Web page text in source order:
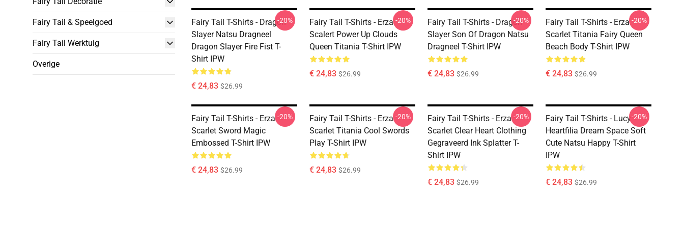
Fairy Tail & Speelgoed
Fairy Tail Werktuig
Overige
Fairy Tail T-Shirts - Dragon
Slayer Natsu Dragneel
Dragon Slayer Fire Fist T-
Shirt IPW
€ 24,83 $26.99
-20%
Fairy Tail T-Shirts - Erza
Scalert Power Up Clouds
Queen Titania T-Shirt IPW
€ 24,83 $26.99
-20%
Fairy Tail T-Shirts - Dragon
Slayer Son Of Dragon Natsu
Dragneel T-Shirt IPW
€ 24,83 $26.99
-20%
Fairy Tail T-Shirts - Erza
Scarlet Titania Fairy Queen
Beach Body T-Shirt IPW
€ 24,83 $26.99
-20%
Fairy Tail T-Shirts - Erza
Scarlet Sword Magic
Embossed T-Shirt IPW
€ 24,83 $26.99
-20%
Fairy Tail T-Shirts - Erza
Scarlet Titania Cool Swords
Play T-Shirt IPW
€ 24,83 $26.99
-20%
Fairy Tail T-Shirts - Erza
Scarlet Clear Heart Clothing
Gegraveerd Ink Splatter T-
Shirt IPW
€ 24,83 $26.99
-20%
Fairy Tail T-Shirts - Lucy
Heartfilia Dream Space Soft
Cute Natsu Happy T-Shirt
IPW
€ 24,83 $26.99
-20%